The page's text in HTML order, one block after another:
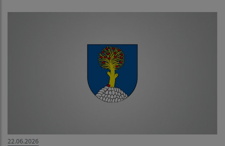
22.06.2026